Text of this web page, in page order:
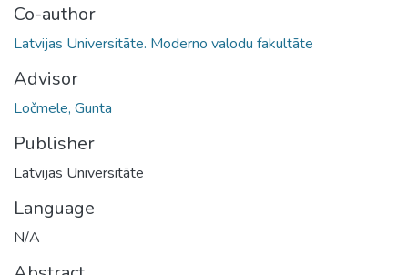
Co-author
Latvijas Universitāte. Moderno valodu fakultāte
Advisor
Ločmele, Gunta
Publisher
Latvijas Universitāte
Language
N/A